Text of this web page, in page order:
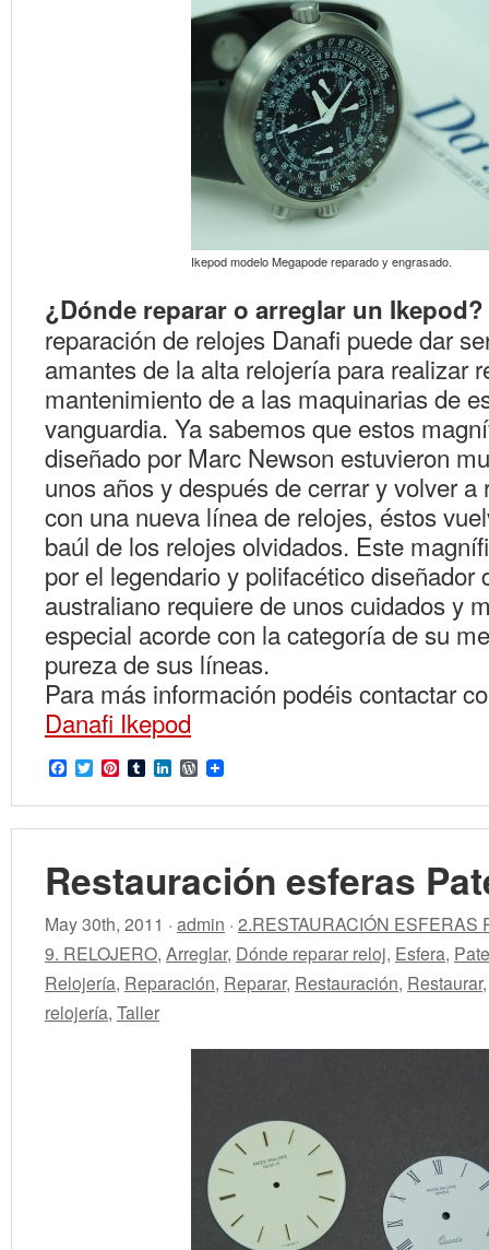
Ikepod modelo Megapode reparado y engrasado.
¿Dónde reparar o arreglar un Ikepod?
reparación de relojes Danafi puede dar
amantes de la alta relojería para realizar
mantenimiento de a las maquinarias de
vanguardia. Ya sabemos que estos
diseñado por Marc Newson estuvieron
unos años y después de cerrar y volver a
con una nueva línea de relojes, éstos
baúl de los relojes olvidados. Este
por el legendario y polifacético diseñador
australiano requiere de unos cuidados y
especial acorde con la categoría de su
pureza de sus líneas.
Para más información podéis contactar
Danafi Ikepod
Facebook
TwitterPinterest
TumblrLinkedInWordPress
Restauración esferas
May 30th, 2011 · admin · 2.RESTAURACIÓN ESFERAS
9. RELOJERO, Arreglar, Dónde reparar reloj, Esfera,
Relojería, Reparación, Reparar, Restauración, Restaurar
relojería, Taller